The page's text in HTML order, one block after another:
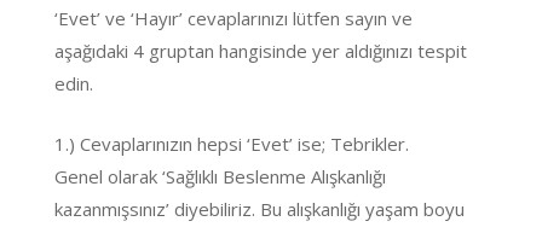
‘Evet’ ve ‘Hayır’ cevaplarınızı lütfen sayın ve
aşağıdaki 4 gruptan hangisinde yer aldığınızı tespit
edin.
1.) Cevaplarınızın hepsi ‘Evet’ ise; Tebrikler.
Genel olarak ‘Sağlıklı Beslenme Alışkanlığı
kazanmışsınız’ diyebiliriz. Bu alışkanlığı yaşam boyu